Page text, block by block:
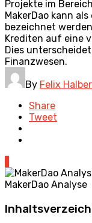
Projekte im
MakerDao kann
bezeichnet
Krediten auf eine
Dies
Finanzwesen.
By Felix
Share
Tweet
MakerDao Analyse